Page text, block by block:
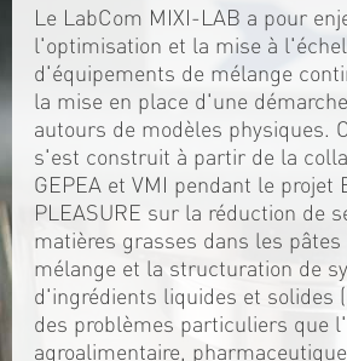
Le LabCom MIXI-LAB a pour
l'optimisation et la mise à
d'équipements de mélange
la mise en place d'une
autours de modèles physiques.
s'est construit à partir de la
GEPEA et VMI pendant le projet
PLEASURE sur la réduction de
matières grasses dans les pâtes
mélange et la structuration de
d'ingrédients liquides et solides
des problèmes particuliers que
agroalimentaire,